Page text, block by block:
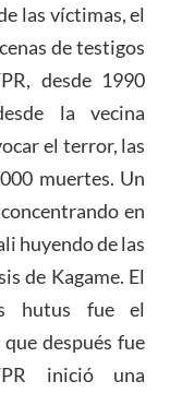
las víctimas, el
de testigos
desde 1990
la vecina
el terror, las
muertes. Un
en
huyendo de las
de Kagame. El
hutus fue el
después fue
inició una